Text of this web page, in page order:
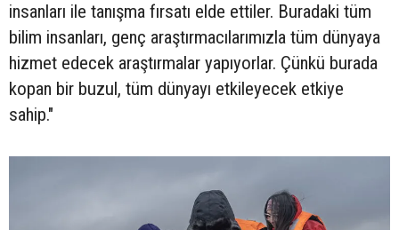
insanları ile tanışma fırsatı elde ettiler. Buradaki tüm
bilim insanları, genç araştırmacılarımızla tüm dünyaya
hizmet edecek araştırmalar yapıyorlar. Çünkü burada
kopan bir buzul, tüm dünyayı etkileyecek etkiye
sahip."